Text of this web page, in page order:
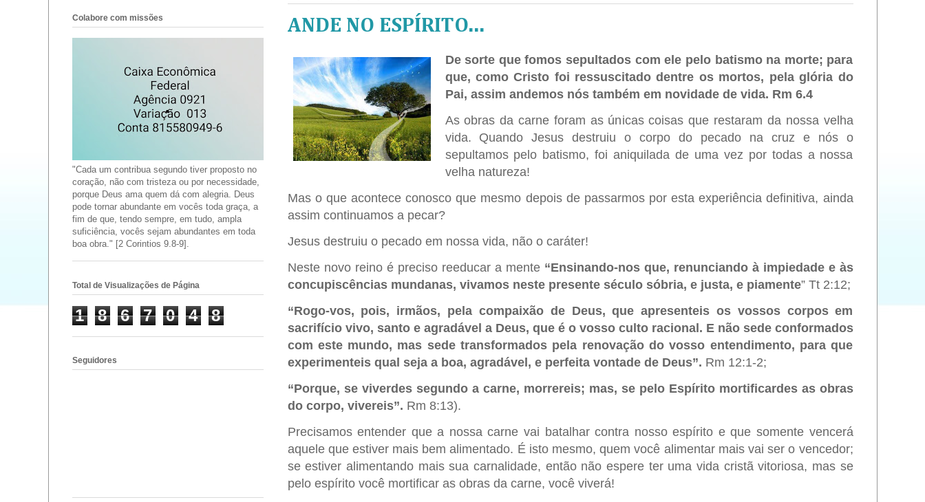
ANDE NO ESPÍRITO...
De sorte que fomos sepultados com ele pelo batismo na morte; para
que, como Cristo foi ressuscitado dentre os mortos, pela glória do
Pai, assim andemos nós também em novidade de vida. Rm 6.4
As obras da carne foram as únicas coisas que restaram da nossa velha
vida. Quando Jesus destruiu o corpo do pecado na cruz e nós o
sepultamos pelo batismo, foi aniquilada de uma vez por todas a nossa
velha natureza!
Mas o que acontece conosco que mesmo depois de passarmos por esta experiência definitiva, ainda
assim continuamos a pecar?
Jesus destruiu o pecado em nossa vida, não o caráter!
Neste novo reino é preciso reeducar a mente“Ensinando-nos que, renunciando à impiedade e às
concupiscências mundanas, vivamos neste presente século sóbria, e justa, e piamente” Tt 2:12;
“Rogo-vos, pois, irmãos, pela compaixão de Deus, que apresenteis os vossos corpos em
sacrifício vivo, santo e agradável a Deus, que é o vosso culto racional. E não sede conformados
com este mundo, mas sede transformados pela renovação do vosso entendimento, para que
experimenteis qual seja a boa, agradável, e perfeita vontade de Deus”. Rm 12:1-2;
“Porque, se viverdes segundo a carne, morrereis; mas, se pelo Espírito mortificardes as obras
do corpo, vivereis”. Rm 8:13).
Precisamos entender que a nossa carne vai batalhar contra nosso espírito e que somente vencerá
aquele que estiver mais bem alimentado. É isto mesmo, quem você alimentar mais vai ser o vencedor;
se estiver alimentando mais sua carnalidade, então não espere ter uma vida cristã vitoriosa, mas se
pelo espírito você mortificar as obras da carne, você viverá!
Colabore com missões
"Cada um contribua segundo tiver proposto no
coração, não com tristeza ou por necessidade,
porque Deus ama quem dá com alegria. Deus
pode tornar abundante em vocês toda graça, a
fim de que, tendo sempre, em tudo, ampla
suficiência, vocês sejam abundantes em toda
boa obra." [2 Corintios 9.8-9].
Total de Visualizações de Página
1 8 6 7 0 4 8
Seguidores